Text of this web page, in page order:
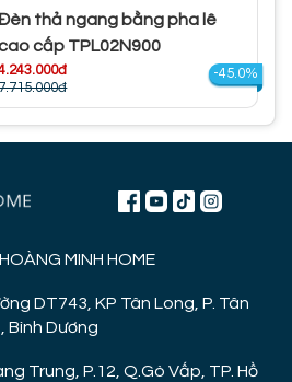
thả ngang bằng pha lê
cấp TPL02N900
-45.0%
MINH HOME
DT743, KP Tân Long, P. Tân
Bình Dương
Trung, P.12, Q.Gò Vấp, TP. Hồ